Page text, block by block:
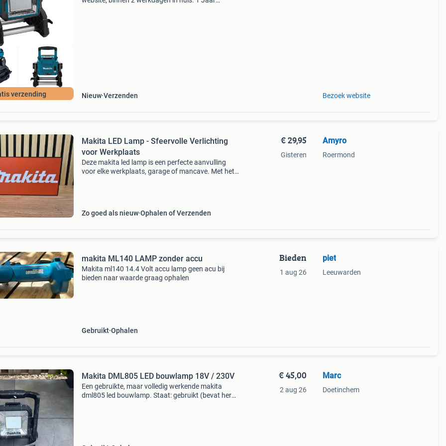
verzending Nieuw Verzenden Bezoek website
Makita LED Lamp - Sfeervolle Verlichting
voor Werkplaats
Deze makita led lamp is een perfecte aanvulling
voor elke werkplaats, garage of mancave. Met het
Zo goed als nieuw Ophalen of Verzenden
€ 29,95
Gisteren
Amyro
Roermond
makita ML140 LAMP zonder accu
Makita ml140 14.4 Volt accu lamp geen acu bij
bieden naar waarde graag ophalen
Gebruikt Ophalen
Bieden
1 aug 26
piet
Leeuwarden
Makita DML805 LED bouwlamp 18V / 230V
Een gebruikte, maar volledig werkende makita
dml805 led bouwlamp. Staat: gebruikt (bevat her
€ 45,00
2 aug 26
Marc
Doetinchem